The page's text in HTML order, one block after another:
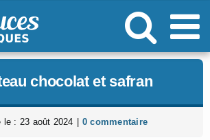
chocolat et safran
le : 23 août 2024 0 commentaire